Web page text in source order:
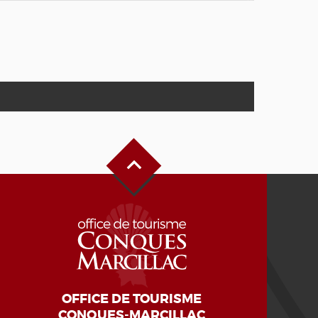
OFFICE DE TOURISME